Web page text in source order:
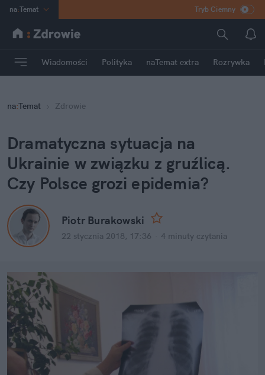
na:Temat
INN Poland
mama
Rozrywka
Tryb Ciemny
Wiadomości Polityka naTemat extra Rozrywka
na:Temat Zdrowie
Dramatyczna sytuacja na
Ukrainie w związku z gruźlicą.
Czy Polsce grozi epidemia?
Piotr Burakowski
22 stycznia 2018, 17:36 4 minuty czytania